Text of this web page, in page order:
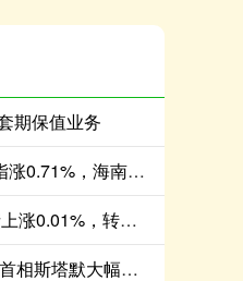
期保值业务
申宝配资 A股午评：创业板指涨0.71%，海南板块持续走高
豪瑞优配 10月10日科华转债上涨0.01%，转股溢价率250.07%
51配资网 【环球财经】英国首相斯塔默大幅改组内阁